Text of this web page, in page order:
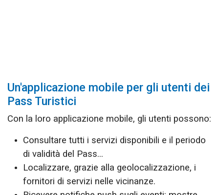
Un'applicazione mobile per gli utenti dei
Pass Turistici
Con la loro applicazione mobile, gli utenti possono:
Consultare tutti i servizi disponibili e il periodo
di validità del Pass...
Localizzare, grazie alla geolocalizzazione, i
fornitori di servizi nelle vicinanze.